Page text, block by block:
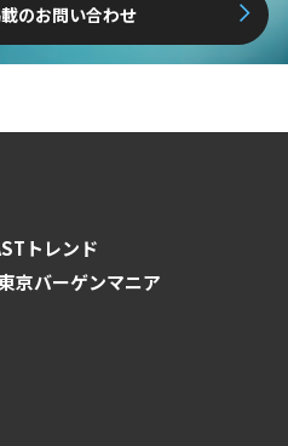
のお問い合わせ
トレンド
京バーゲンマニア